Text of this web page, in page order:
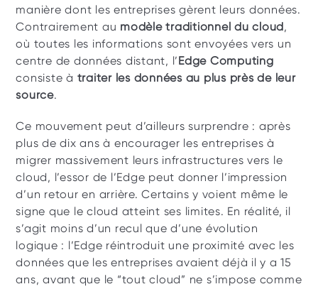
manière dont les entreprises gèrent leurs données.
Contrairement au modèle traditionnel du cloud,
où toutes les informations sont envoyées vers un
centre de données distant, l’
consiste à traiter les données au plus près de leur
source.
Ce mouvement peut d’ailleurs surprendre : après
plus de dix ans à encourager les entreprises à
migrer massivement leurs infrastructures vers le
cloud, l’essor de l’Edge peut donner l’impression
d’un retour en arrière. Certains y voient même le
signe que le cloud atteint ses limites. En réalité, il
s’agit moins d’un recul que d’une évolution
logique : l’Edge réintroduit une proximité avec les
données que les entreprises avaient déjà il y a 15
ans, avant que le “tout cloud” ne s’impose comme